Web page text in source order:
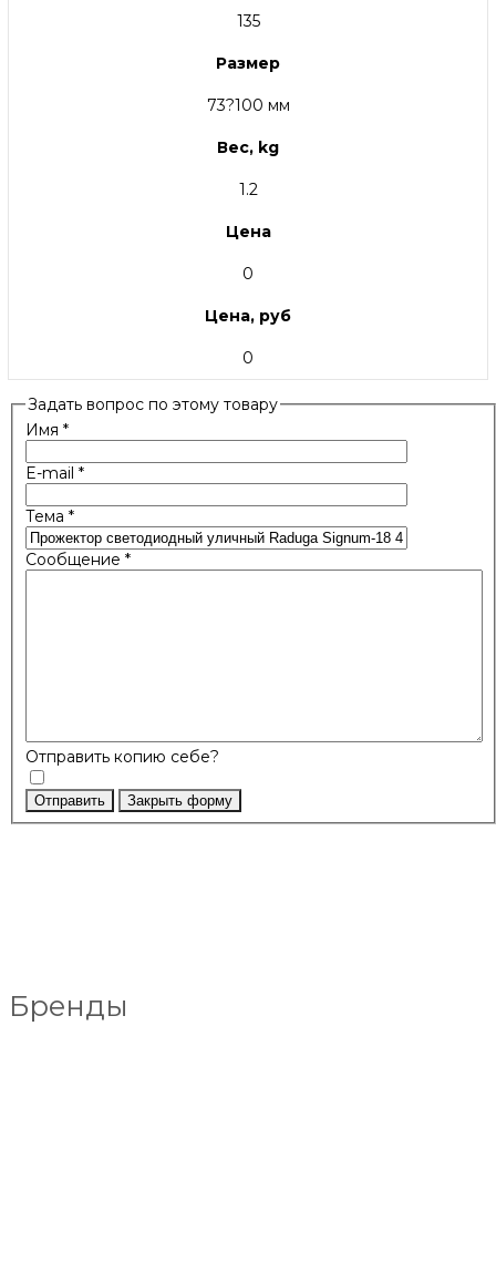
135
Размер
73?100 мм
Вес, kg
1.2
Цена
0
Цена, руб
0
Задать вопрос по этому товару
Имя *
E-mail *
Тема *
Сообщение *
Отправить копию себе?
Отправить Закрыть форму
Бренды